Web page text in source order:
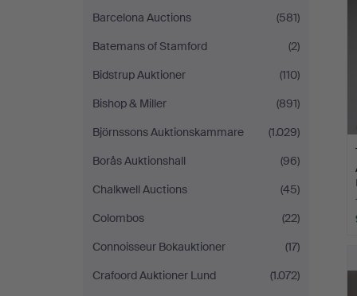
Barcelona Auctions
(581)
Batemans of Stamford
(2)
Bidstrup Auktioner
(110)
Bishop & Miller
(891)
Björnssons Auktionskammare
(1.029)
Borås Auktionshall
(96)
Chalkwell Auctions
(45)
Colombos
(22)
Connoisseur Bokauktioner
(17)
Crafoord Auktioner Lund
(1.072)